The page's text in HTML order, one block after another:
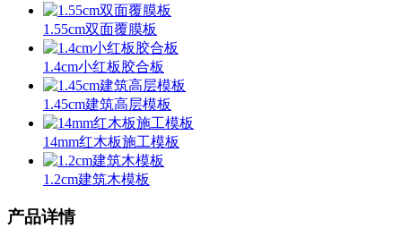
1.55cm双面覆膜板
1.4cm小红板胶合板
1.45cm建筑高层模板
14mm红木板施工模板
1.2cm建筑木模板
产品详情